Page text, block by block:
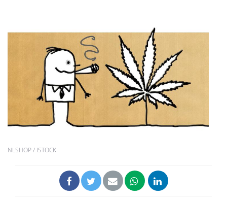
NLSHOP / ISTOCK